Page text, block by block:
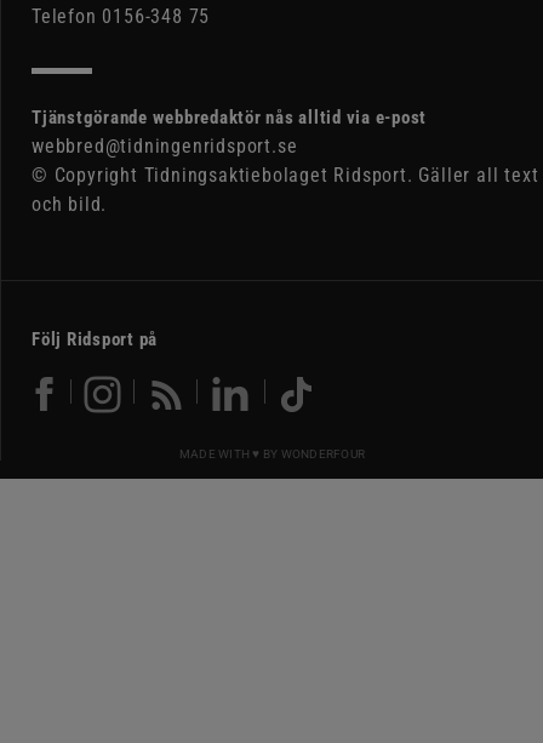
Telefon 0156-348 75
Tjänstgörande webbredaktör nås alltid via e-post
webbred@tidningenridsport.se
© Copyright Tidningsaktiebolaget Ridsport. Gäller all text
och bild.
Följ Ridsport på
MADE WITH ♥ BY WONDERFOUR